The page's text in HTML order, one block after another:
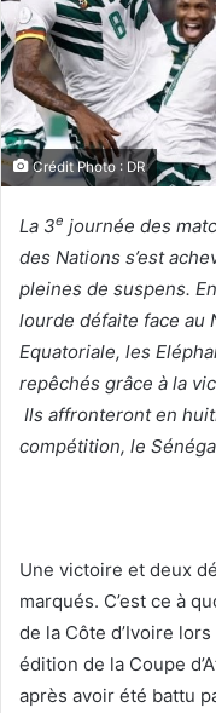
Crédit Photo : DR
La 3e journée des
des Nations s’est
pleines de suspens.
lourde défaite face au
Equatoriale, les
repêchés grâce à la
Ils affronteront en
compétition, le
Une victoire et deux
marqués. C’est ce à
de la Côte d’Ivoire
édition de la Coupe
après avoir été battu